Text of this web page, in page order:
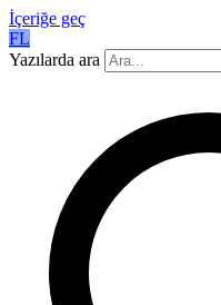
İçeriğe geç
FL
Yazılarda ara